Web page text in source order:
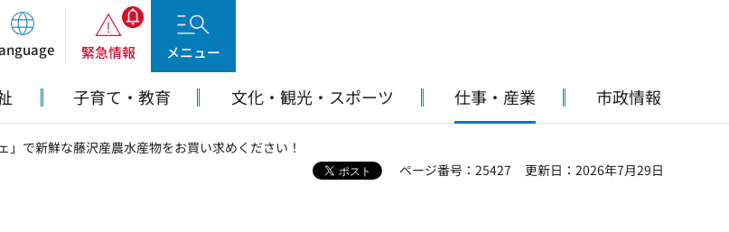
緊急情報 メニュー
子育て・教育 文化・観光・スポーツ 仕事・産業 市政情報
」で新鮮な藤沢産農水産物をお買い求めください！
ページ番号：25427
更新日：2026年7月29日